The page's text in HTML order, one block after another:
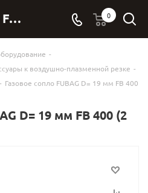
Газовое сопло FUBAG D= 19 мм FB 400 (2 шт.) - FubagOnline 0
-
к воздушно-плазменной резке -
- Газовое сопло FUBAG D= 19 мм FB 400
D= 19 мм FB 400 (2